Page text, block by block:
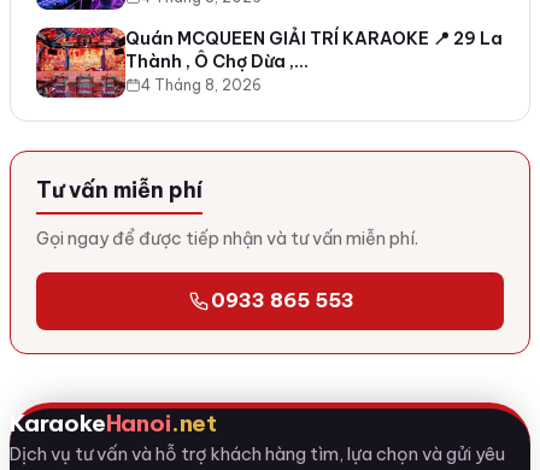
Quán MCQUEEN GIẢI TRÍ KARAOKE 📍 29 La
Thành , Ô Chợ Dừa ,…
4 Tháng 8, 2026
Tư vấn miễn phí
Gọi ngay để được tiếp nhận và tư vấn miễn phí.
0933 865 553
KaraokeHanoi.net
Dịch vụ tư vấn và hỗ trợ khách hàng tìm, lựa chọn và gửi yêu